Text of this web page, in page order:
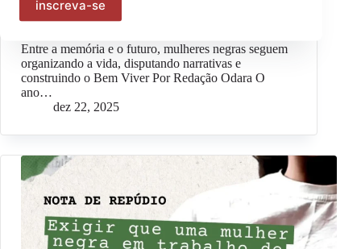
#OpiniãoOdara – Esperançar para transformar:
Mulheres negras, Reparação e Bem Viver
Entre a memória e o futuro, mulheres negras seguem
organizando a vida, disputando narrativas e
construindo o Bem Viver Por Redação Odara O
ano…
dez 22, 2025